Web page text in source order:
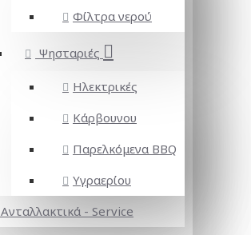
Φίλτρα νερού
Ψησταριές
Ηλεκτρικές
Κάρβουνου
Παρελκόμενα BBQ
Υγραερίου
Ανταλλακτικά - Service